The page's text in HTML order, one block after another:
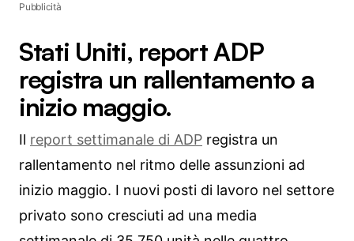
Pubblicità
Stati Uniti, report ADP
registra un rallentamento a
inizio maggio.
Il report settimanale di ADP registra un
rallentamento nel ritmo delle assunzioni ad
inizio maggio. I nuovi posti di lavoro nel settore
privato sono cresciuti ad una media